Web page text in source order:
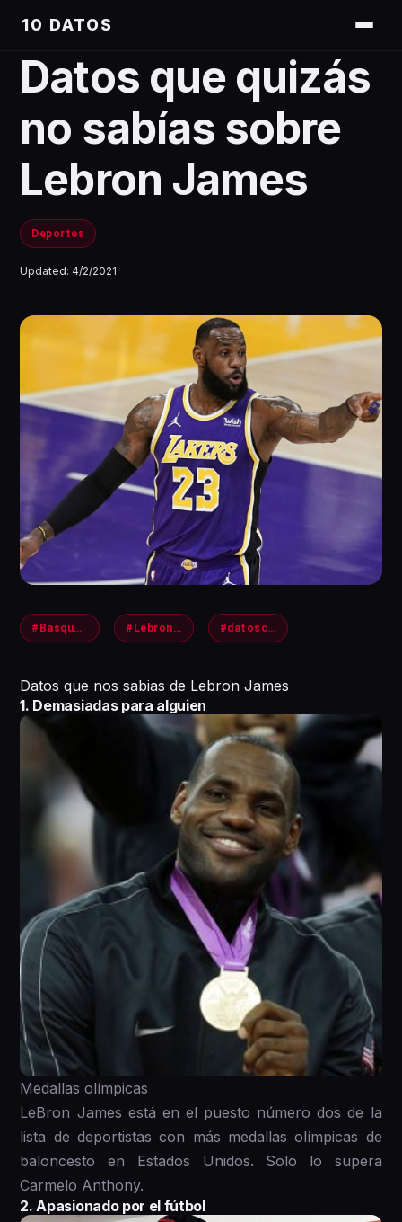
10 DATOS
Datos que quizás
no sabías sobre
Lebron James
Deportes
Updated:4/2/2021
#Basquetbol #Lebronjames #datoscurios
Datos que nos sabias de Lebron James
1. Demasiadas para alguien
Medallas olímpicas
LeBron James está en el puesto número dos de la
lista de deportistas con más medallas olímpicas de
baloncesto en Estados Unidos. Solo lo supera
Carmelo Anthony.
2. Apasionado por el fútbol